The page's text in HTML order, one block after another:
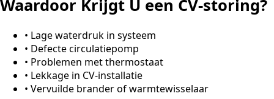
Waardoor Krijgt U een CV-storing?
• Lage waterdruk in systeem
• Defecte circulatiepomp
• Problemen met thermostaat
• Lekkage in CV-installatie
• Vervuilde brander of warmtewisselaar